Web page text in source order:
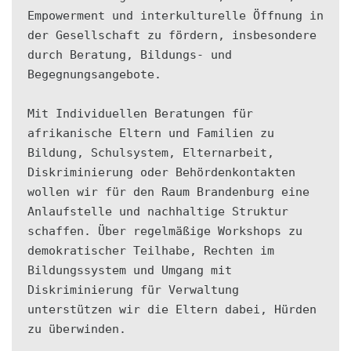
Empowerment und interkulturelle Öffnung in
der Gesellschaft zu fördern, insbesondere
durch Beratung, Bildungs- und
Begegnungsangebote.
Mit Individuellen Beratungen für
afrikanische Eltern und Familien zu
Bildung, Schulsystem, Elternarbeit,
Diskriminierung oder Behördenkontakten
wollen wir für den Raum Brandenburg eine
Anlaufstelle und nachhaltige Struktur
schaffen. Über regelmäßige Workshops zu
demokratischer Teilhabe, Rechten im
Bildungssystem und Umgang mit
Diskriminierung für Verwaltung
unterstützen wir die Eltern dabei, Hürden
zu überwinden.